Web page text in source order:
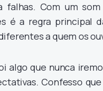
falhas. Com um
é a regra principal
a quem os
algo que nunca
Confesso